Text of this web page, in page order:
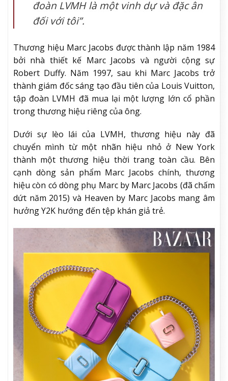
đoàn LVMH là một vinh dự và đặc ân
đối với tôi”.
Thương hiệu Marc Jacobs được thành lập năm 1984
bởi nhà thiết kế Marc Jacobs và người cộng sự
Robert Duffy. Năm 1997, sau khi Marc Jacobs trở
thành giám đốc sáng tạo đầu tiên của Louis Vuitton,
tập đoàn LVMH đã mua lại một lượng lớn cổ phần
trong thương hiệu riêng của ông.
Dưới sự lèo lái của LVMH, thương hiệu này đã
chuyển mình từ một nhãn hiệu nhỏ ở New York
thành một thương hiệu thời trang toàn cầu. Bên
cạnh dòng sản phẩm Marc Jacobs chính, thương
hiệu còn có dòng phụ Marc by Marc Jacobs (đã chấm
dứt năm 2015) và Heaven by Marc Jacobs mang âm
hưởng Y2K hướng đến tệp khán giả trẻ.